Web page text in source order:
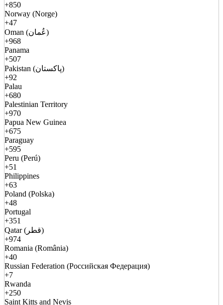
+850
Norway (Norge)
+47
Oman (عُمان)
+968
Panama
+507
Pakistan (پاکستان)
+92
Palau
+680
Palestinian Territory
+970
Papua New Guinea
+675
Paraguay
+595
Peru (Perú)
+51
Philippines
+63
Poland (Polska)
+48
Portugal
+351
Qatar (قطر)
+974
Romania (România)
+40
Russian Federation (Российская Федерация)
+7
Rwanda
+250
Saint Kitts and Nevis